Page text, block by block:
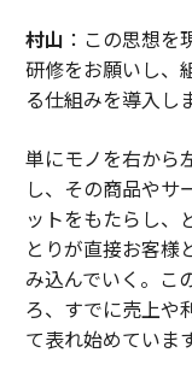
村山 ：この思想
研修をお願いし、
る仕組みを導入し
単にモノを右から
し、その商品やサ
ットをもたらし、
とりが直接お客様
み込んでいく。こ
ろ、すでに売上や
て表れ始めています